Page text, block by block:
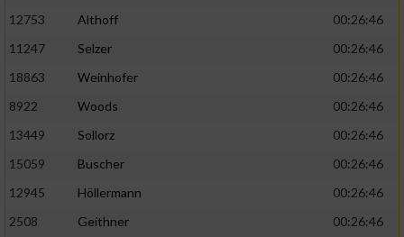
12753
Althoff
00:26:46
11247
Selzer
00:26:46
18863
Weinhofer
00:26:46
8922
Woods
00:26:46
13449
Sollorz
00:26:46
15059
Buscher
00:26:46
12945
Höllermann
00:26:46
2508
Geithner
00:26:46